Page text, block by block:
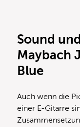
Sound
Maybach
Blue
Auch wenn die
einer E-Gitarre